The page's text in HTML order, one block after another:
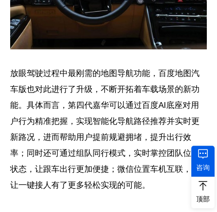
放眼驾驶过程中最刚需的地图导航功能，百度地图汽
车版也对此进行了升级，不断开拓着车载场景的新功
能。具体而言，第四代嘉华可以通过百度AI底座对用
户行为精准把握，实现智能化导航路径推荐并实时更
新路况，进而帮助用户提前规避拥堵，提升出行效
率；同时还可通过组队同行模式，实时掌控团队位置
状态，让跟车出行更加便捷；微信位置车机互联，也
让一键接人有了更多轻松实现的可能。
咨询
顶部